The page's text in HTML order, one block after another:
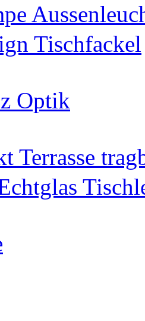
Tischfackel
Optik
Terrasse